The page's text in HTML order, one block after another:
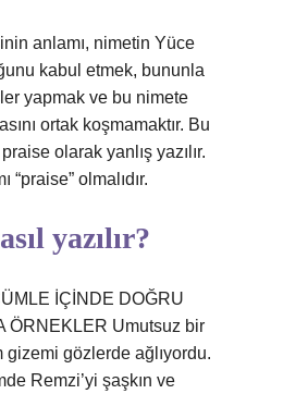
anlamı, nimetin Yüce
kabul etmek, bununla
yapmak ve bu nimete
ortak koşmamaktır. Bu
olarak yanlış yazılır.
“praise” olmalıdır.
yazılır?
İÇİNDE DOĞRU
ÖRNEKLER Umutsuz bir
gözlerde ağlıyordu.
Remzi’yi şaşkın ve